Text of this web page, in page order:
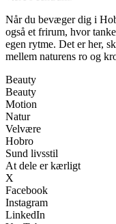
Når du bevæger dig i
også et frirum, hvor
egen rytme. Det er her,
mellem naturens ro og
Beauty
Beauty
Motion
Natur
Velvære
Hobro
Sund livsstil
At dele er kærligt
X
Facebook
Instagram
LinkedIn